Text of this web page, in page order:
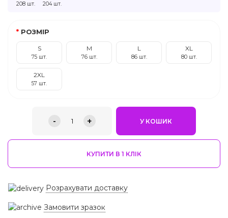
208 шт. 204 шт.
РОЗМІР
S
75 шт.
M
76 шт.
L
86 шт.
XL
80 шт.
2XL
57 шт.
- 1 + У КОШИК
КУПИТИ В 1 КЛIК
Розрахувати доставку
Замовити зразок